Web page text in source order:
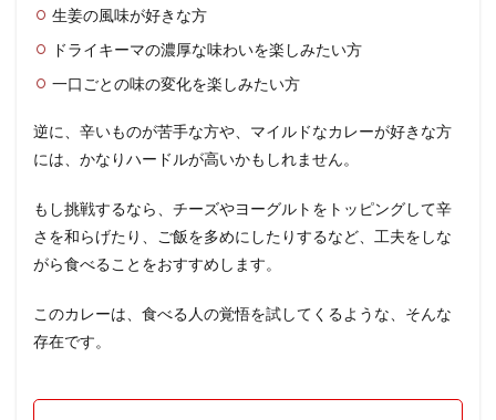
生姜の風味が好きな方
ドライキーマの濃厚な味わいを楽しみたい方
一口ごとの味の変化を楽しみたい方
逆に、辛いものが苦手な方や、マイルドなカレーが好きな方
には、かなりハードルが高いかもしれません。
もし挑戦するなら、チーズやヨーグルトをトッピングして辛
さを和らげたり、ご飯を多めにしたりするなど、工夫をしな
がら食べることをおすすめします。
このカレーは、食べる人の覚悟を試してくるような、そんな
存在です。